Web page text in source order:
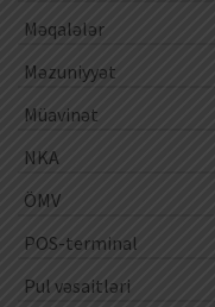
Məqalələr
Məzuniyyət
Müavinət
NKA
ÖMV
POS-terminal
Pul vəsaitləri